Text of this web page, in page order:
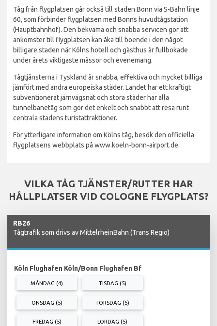
Tåg från flygplatsen går också till staden Bonn via S-Bahn linje
60, som förbinder flygplatsen med Bonns huvudtågstation
(Hauptbahnhof). Den bekväma och snabba servicen gör att
ankomster till flygplatsen kan åka till boende i den något
billigare staden när Kölns hotell och gästhus är fullbokade
under årets viktigaste mässor och evenemang.
Tågtjänsterna i Tyskland är snabba, effektiva och mycket billiga
jämfört med andra europeiska städer. Landet har ett kraftigt
subventionerat järnvägsnät och stora städer har alla
tunnelbanetåg som gör det enkelt och snabbt att resa runt
centrala stadens turistattraktioner.
För ytterligare information om Kölns tåg, besök den officiella
flygplatsens webbplats på www.koeln-bonn-airport.de.
VILKA TÅG TJÄNSTER/RUTTER HAR
HÅLLPLATSER VID COLOGNE FLYGPLATS?
RB26
Tågtrafik som drivs av MittelrheinBahn (Trans Regio)
Köln Flughafen Köln/Bonn Flughafen Bf
MÅNDAG (4) TISDAG (5)
ONSDAG (5) TORSDAG (5)
FREDAG (5) LÖRDAG (5)